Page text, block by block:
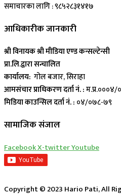
समाचारका लागि : ९८५२८३१४१७
आधिकारीक जानकारी
श्री विनायक श्री मीडिया एण्ड कन्सल्टेन्सी
प्रा.लि.द्वारा सन्चालित
कार्यालय: गोल बजार, सिराहा
आमसंचार प्राधिकरण दर्ता नं. :
मिडिया काउन्सिल दर्ता नं. : ०४/०७८-७९
सामाजिक संजाल
FacebookX-twitterYoutube
Copyright © 2023 Hario Pati, All